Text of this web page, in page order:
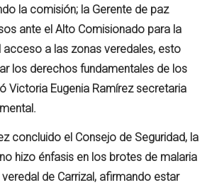
la comisión; la Gerente de paz
ante el Alto Comisionado para la
acceso a las zonas veredales, esto
los derechos fundamentales de los
Victoria Eugenia Ramírez secretaria
concluido el Consejo de Seguridad, la
hizo énfasis en los brotes de malaria
de Carrizal, afirmando estar